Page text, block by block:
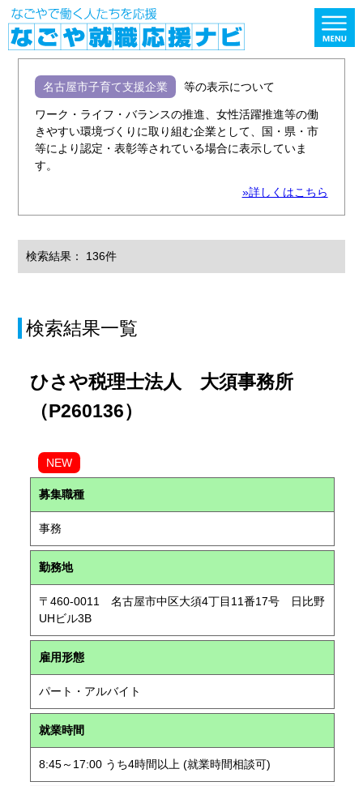
名古屋市子育て支援企業 等の表示について
ワーク・ライフ・バランスの推進、女性活躍推進等の働
きやすい環境づくりに取り組む企業として、国・県・市
等により認定・表彰等されている場合に表示していま
す。
»詳しくはこちら
検索結果： 136件
検索結果一覧
ひさや税理士法人 大須事務所
（P260136）
NEW
募集職種
事務
勤務地
〒460-0011 名古屋市中区大須4丁目11番17号 日比野
UHビル3B
雇用形態
パート・アルバイト
就業時間
8:45～17:00 うち4時間以上 (就業時間相談可)